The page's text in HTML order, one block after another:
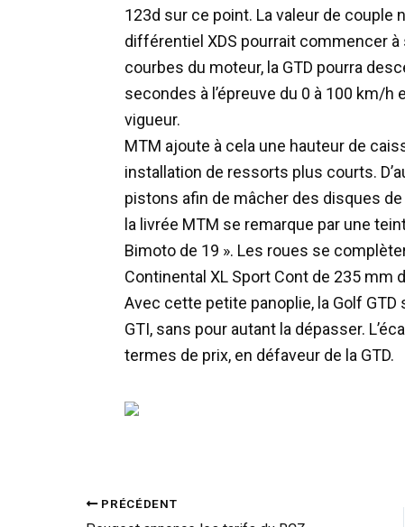
123d sur ce point. La valeur de couple
différentiel XDS pourrait commencer
courbes du moteur, la GTD pourra
secondes à l’épreuve du 0 à 100 km/h
vigueur.
MTM ajoute à cela une hauteur de
installation de ressorts plus courts.
pistons afin de mâcher des disques
la livrée MTM se remarque par une
Bimoto de 19 ». Les roues se
Continental XL Sport Cont de 235 mm
Avec cette petite panoplie, la Golf
GTI, sans pour autant la dépasser.
termes de prix, en défaveur de la GTD.
PRÉCÉDENT